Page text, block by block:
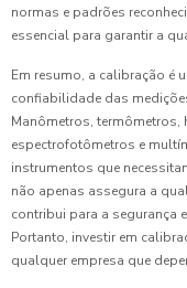
normas e padrões
essencial para garantir a
Em resumo, a calibração é
confiabilidade das
Manômetros,
espectrofotômetros e
instrumentos que
não apenas assegura a
contribui para a segurança
Portanto, investir em
qualquer empresa que